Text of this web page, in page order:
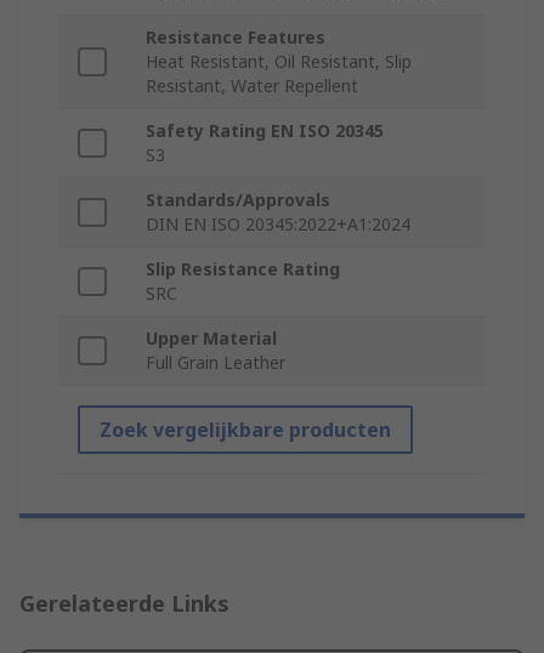
Resistance Features
Heat Resistant, Oil Resistant, Slip
Resistant, Water Repellent
Safety Rating EN ISO 20345
S3
Standards/Approvals
DIN EN ISO 20345:2022+A1:2024
Slip Resistance Rating
SRC
Upper Material
Full Grain Leather
Zoek vergelijkbare producten
Gerelateerde Links